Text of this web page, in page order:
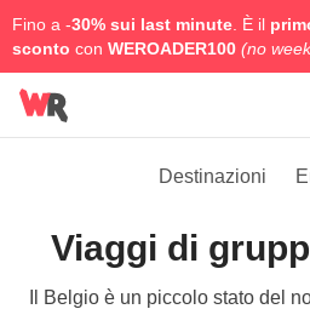
Fino a -30% sui last minute . È il
sconto con WEROADER100 (no
Destinazioni
Viaggi di
Il Belgio è un piccolo stato del